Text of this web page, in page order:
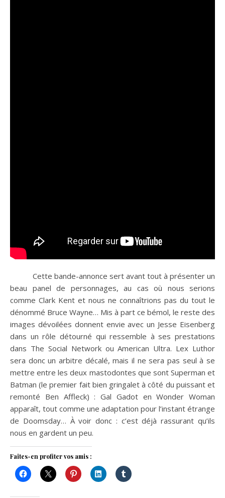
Cette bande-annonce sert avant tout à présenter un
beau panel de personnages, au cas où nous serions
comme Clark Kent et nous ne connaîtrions pas du tout le
dénommé Bruce Wayne… Mis à part ce bémol, le reste des
images dévoilées donnent envie avec un Jesse Eisenberg
dans un rôle détourné qui ressemble à ses prestations
dans The Social Network ou American Ultra. Lex Luthor
sera donc un arbitre décalé, mais il ne sera pas seul à se
mettre entre les deux mastodontes que sont Superman et
Batman (le premier fait bien gringalet à côté du puissant et
remonté Ben Affleck) : Gal Gadot en Wonder Woman
apparaît, tout comme une adaptation pour l’instant étrange
de Doomsday… À voir donc : c’est déjà rassurant qu’ils
nous en gardent un peu.
Faites-en profiter vos amis :